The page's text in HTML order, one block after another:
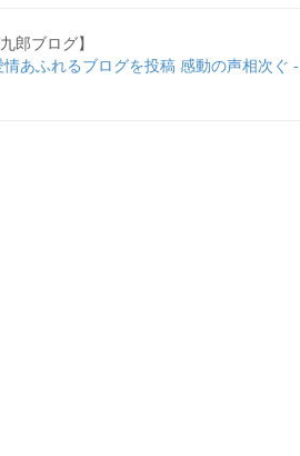
郎ブログ】
あふれるブログを投稿 感動の声相次ぐ -